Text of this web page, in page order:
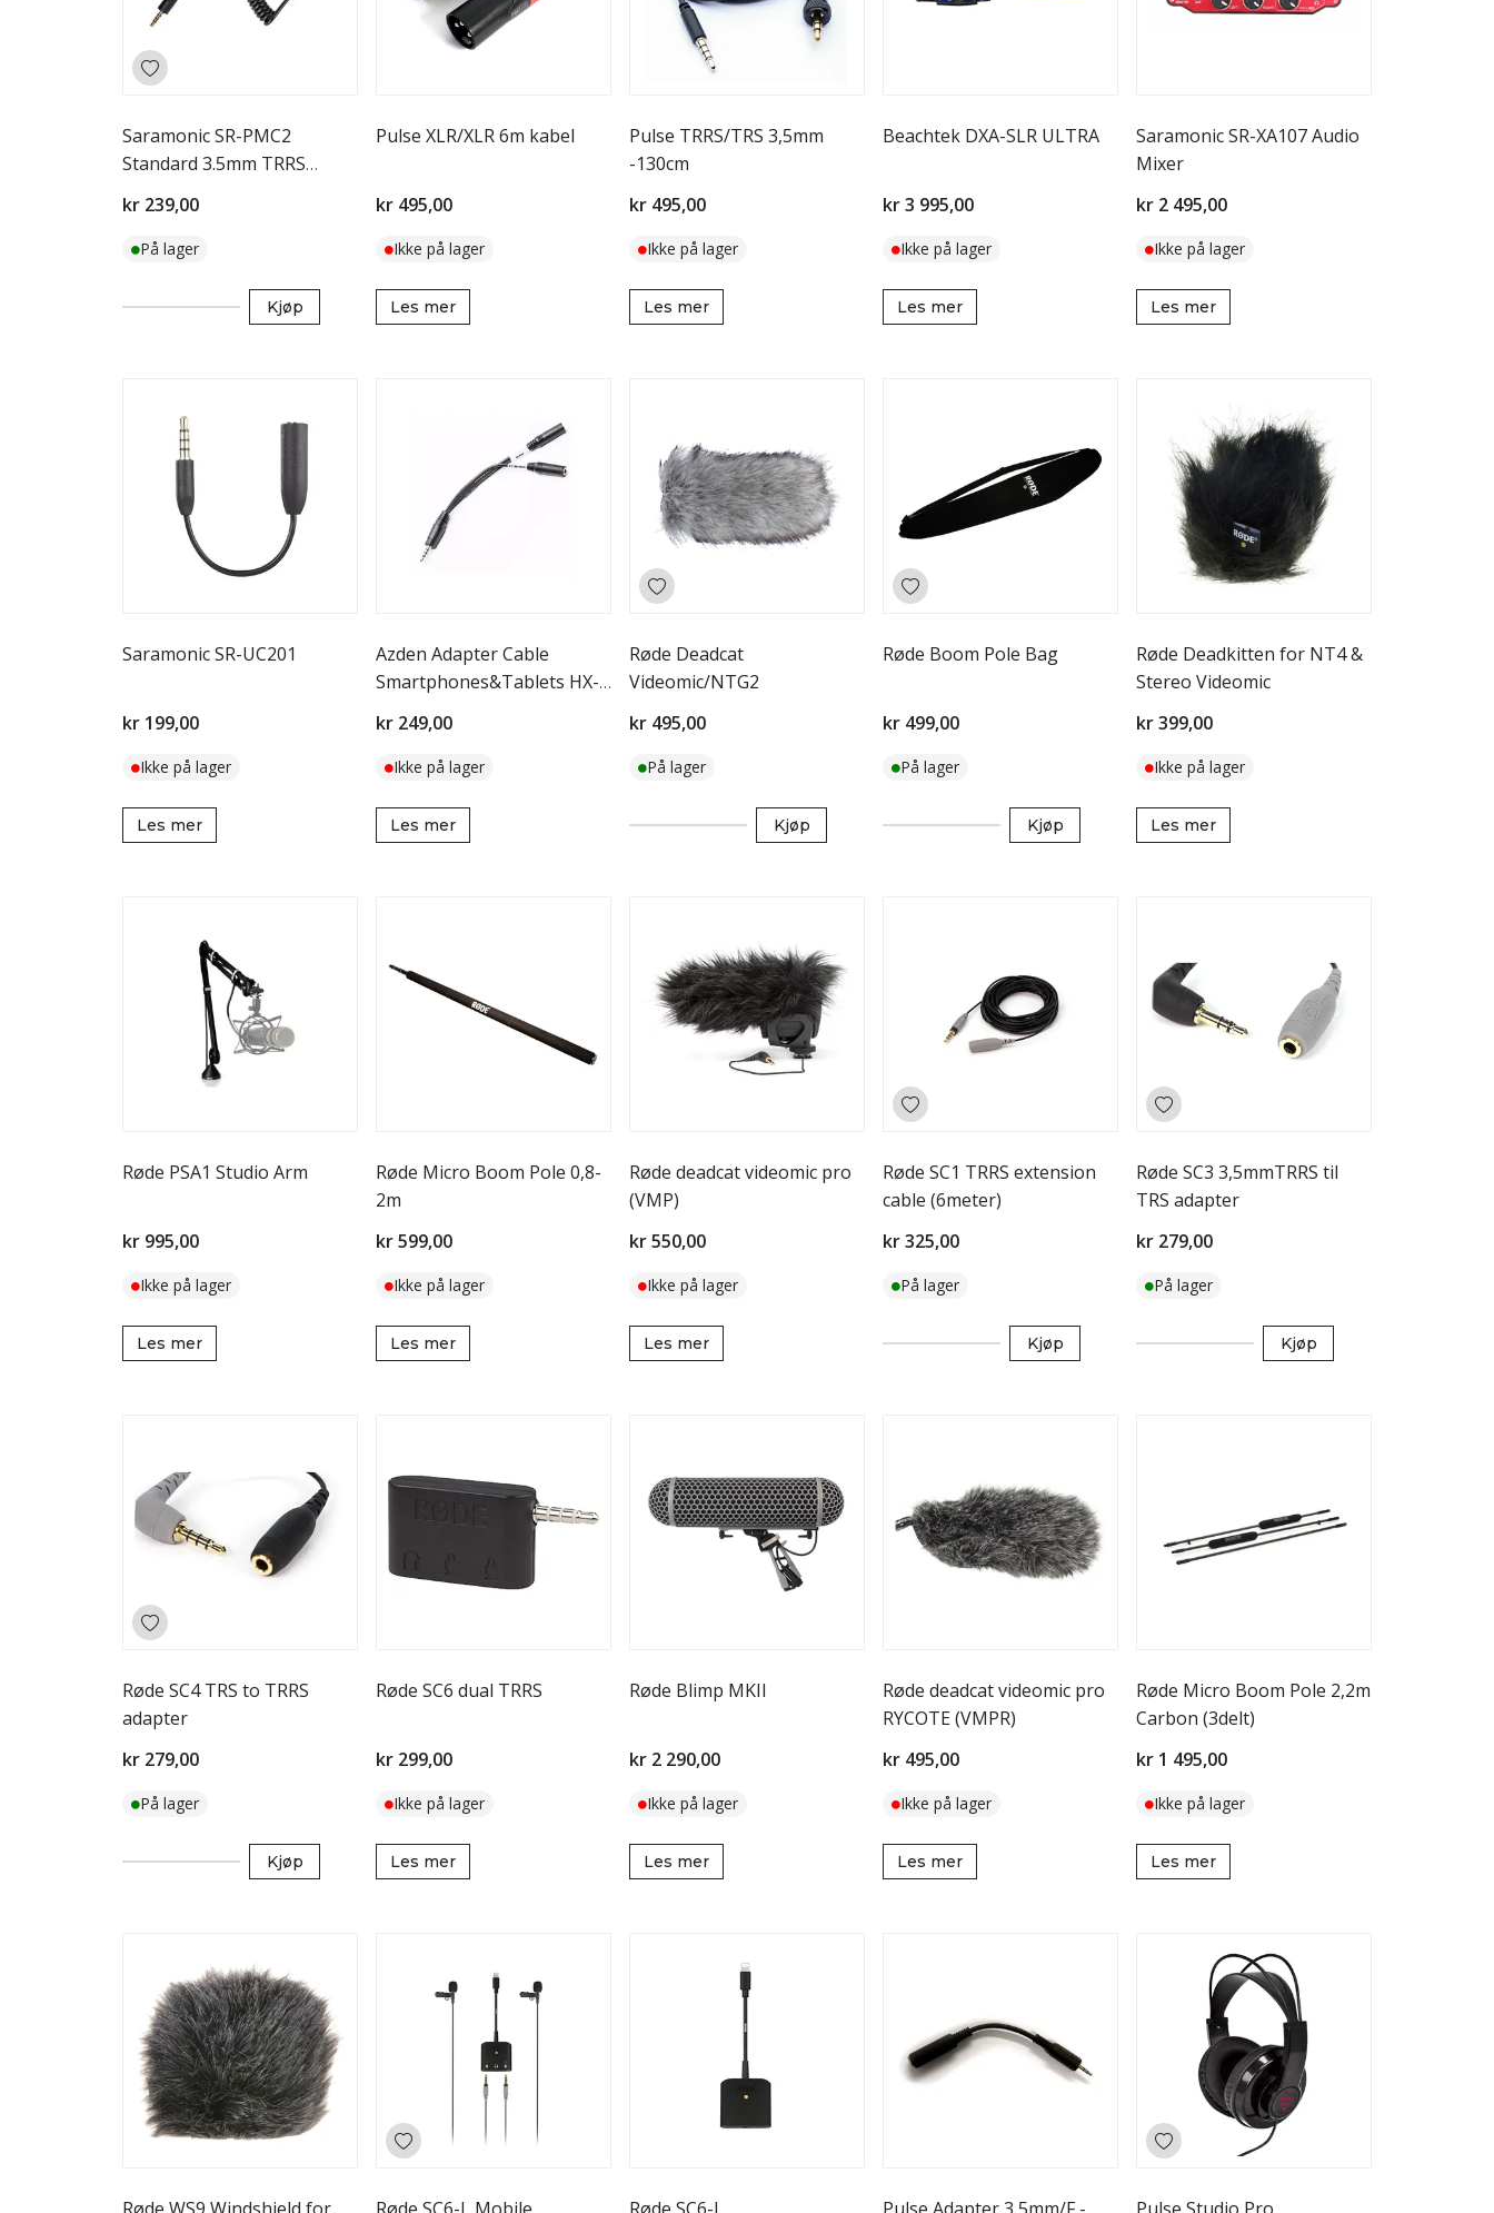
Saramonic SR-PMC2
Standard 3.5mm TRRS
kr 239,00
På lager
Kjøp
Pulse XLR/XLR 6m kabel
kr 495,00
Ikke på lager
Les mer
Pulse TRRS/TRS 3,5mm
-130cm
kr 495,00
Ikke på lager
Les mer
Beachtek DXA-SLR ULTRA
kr 3 995,00
Ikke på lager
Les mer
Saramonic SR-XA107 Audio
Mixer
kr 2 495,00
Ikke på lager
Les mer
Saramonic SR-UC201
kr 199,00
Ikke på lager
Les mer
Azden Adapter Cable
Smartphones&Tablets HX-
kr 249,00
Ikke på lager
Les mer
Røde Deadcat
Videomic/NTG2
kr 495,00
På lager
Kjøp
Røde Boom Pole Bag
kr 499,00
På lager
Kjøp
Røde Deadkitten for NT4 &
Stereo Videomic
kr 399,00
Ikke på lager
Les mer
Røde PSA1 Studio Arm
kr 995,00
Ikke på lager
Les mer
Røde Micro Boom Pole 0,8-
2m
kr 599,00
Ikke på lager
Les mer
Røde deadcat videomic pro
(VMP)
kr 550,00
Ikke på lager
Les mer
Røde SC1 TRRS extension
cable (6meter)
kr 325,00
På lager
Kjøp
Røde SC3 3,5mmTRRS til
TRS adapter
kr 279,00
På lager
Kjøp
Røde SC4 TRS to TRRS
adapter
kr 279,00
På lager
Kjøp
Røde SC6 dual TRRS
kr 299,00
Ikke på lager
Les mer
Røde Blimp MKII
kr 2 290,00
Ikke på lager
Les mer
Røde deadcat videomic pro
RYCOTE (VMPR)
kr 495,00
Ikke på lager
Les mer
Røde Micro Boom Pole 2,2m
Carbon (3delt)
kr 1 495,00
Ikke på lager
Les mer